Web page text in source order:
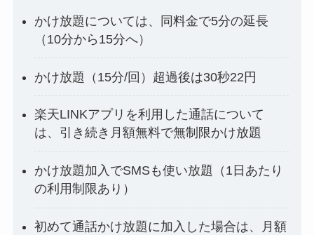
かけ放題については、同料金で5分の延長
（10分から15分へ）
かけ放題（15分/回）超過後は30秒22円
楽天LINKアプリを利用した通話について
は、引き続き月額無料で無制限かけ放題
かけ放題加入でSMSも使い放題（1日あたり
の利用制限あり）
初めて通話かけ放題に加入した場合は、月額